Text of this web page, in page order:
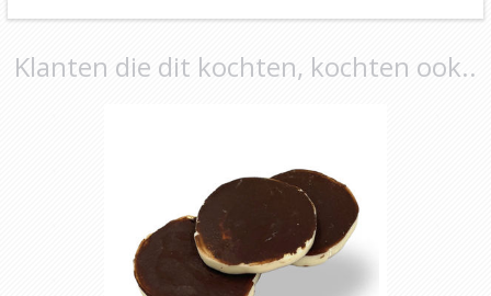
Klanten die dit kochten, kochten ook..